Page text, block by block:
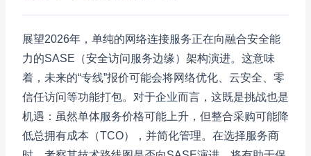
展望2026年，单纯的网络连接服务正在向融合安全能
力的SASE（安全访问服务边缘）架构演进。这意味
着，未来的“专线”报价可能会将网络优化、云安全、零
信任访问等功能打包。对于企业而言，这既是挑战也是
机遇：虽然单体服务价格可能上升，但整合采购可能降
低总拥有成本（TCO），并简化管理。在选择服务商